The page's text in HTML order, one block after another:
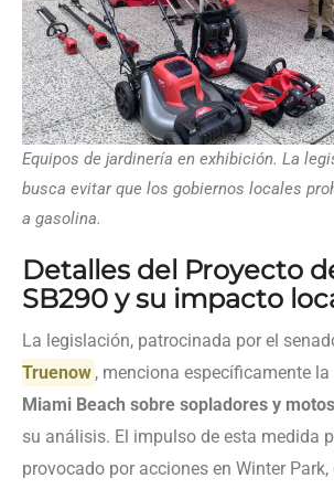
Equipos de jardinería en exhibición. La
busca evitar que los gobiernos locales
a gasolina.
Detalles del Proyecto
SB290 y su impacto
La legislación, patrocinada por el
Truenow , menciona específicamente
Miami Beach sobre sopladores y
su análisis. El impulso de esta medida
provocado por acciones en Winter Park,